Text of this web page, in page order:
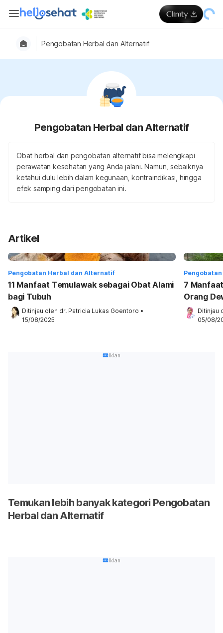
Pengobatan Herbal dan Alternatif
Pengobatan Herbal dan Alternatif
Obat herbal dan pengobatan alternatif bisa melengkapi
perawatan kesehatan yang Anda jalani. Namun, sebaiknya
ketahui dulu lebih dalam kegunaan, kontraindikasi, hingga
efek samping dari pengobatan ini.
Artikel
Pengobatan Herbal dan Alternatif
11 Manfaat Temulawak sebagai Obat Alami
bagi Tubuh
Ditinjau oleh dr. Patricia Lukas Goentoro •
15/08/2025
7
Orang
Ditinjau
05/08/
Iklan
Temukan lebih banyak kategori Pengobatan
Herbal dan Alternatif
Iklan